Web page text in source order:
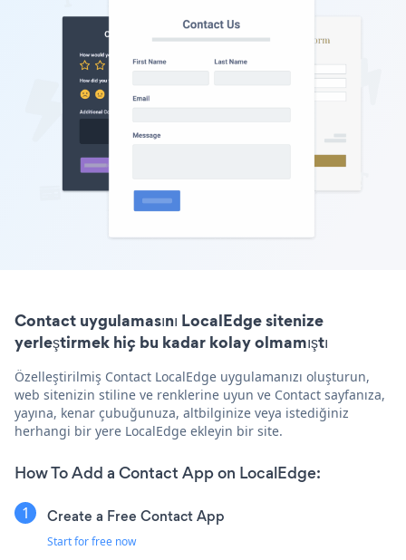
Contact uygulamasını LocalEdge sitenize
yerleştirmek hiç bu kadar kolay olmamıştı
Özelleştirilmiş Contact LocalEdge uygulamanızı oluşturun,
web sitenizin stiline ve renklerine uyun ve Contact sayfanıza,
yayına, kenar çubuğunuza, altbilginize veya istediğiniz
herhangi bir yere LocalEdge ekleyin bir site.
How To Add a Contact App on LocalEdge:
Create a Free Contact App
Start for free now